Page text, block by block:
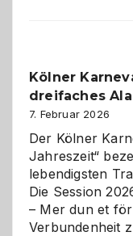
Kölner
dreifaches
7. Februar 2026
Der Kölner
Jahreszeit“
lebendigsten
Die Session
– Mer dun et
Verbundenheit